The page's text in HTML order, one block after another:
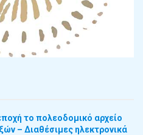
το πολεοδομικό αρχείο
– Διαθέσιμες ηλεκτρονικά